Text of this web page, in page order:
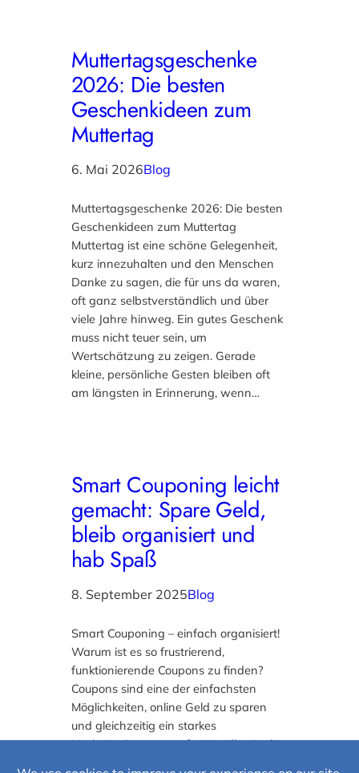
Muttertagsgeschenke
2026: Die besten
Geschenkideen zum
Muttertag
6. Mai 2026Blog
Muttertagsgeschenke 2026: Die besten
Geschenkideen zum Muttertag
Muttertag ist eine schöne Gelegenheit,
kurz innezuhalten und den Menschen
Danke zu sagen, die für uns da waren,
oft ganz selbstverständlich und über
viele Jahre hinweg. Ein gutes Geschenk
muss nicht teuer sein, um
Wertschätzung zu zeigen. Gerade
kleine, persönliche Gesten bleiben oft
am längsten in Erinnerung, wenn…
Smart Couponing leicht
gemacht: Spare Geld,
bleib organisiert und
hab Spaß
8. September 2025Blog
Smart Couponing – einfach organisiert!
Warum ist es so frustrierend,
funktionierende Coupons zu finden?
Coupons sind eine der einfachsten
Möglichkeiten, online Geld zu sparen
und gleichzeitig ein starkes
Marketinginstrument für Händler. In der